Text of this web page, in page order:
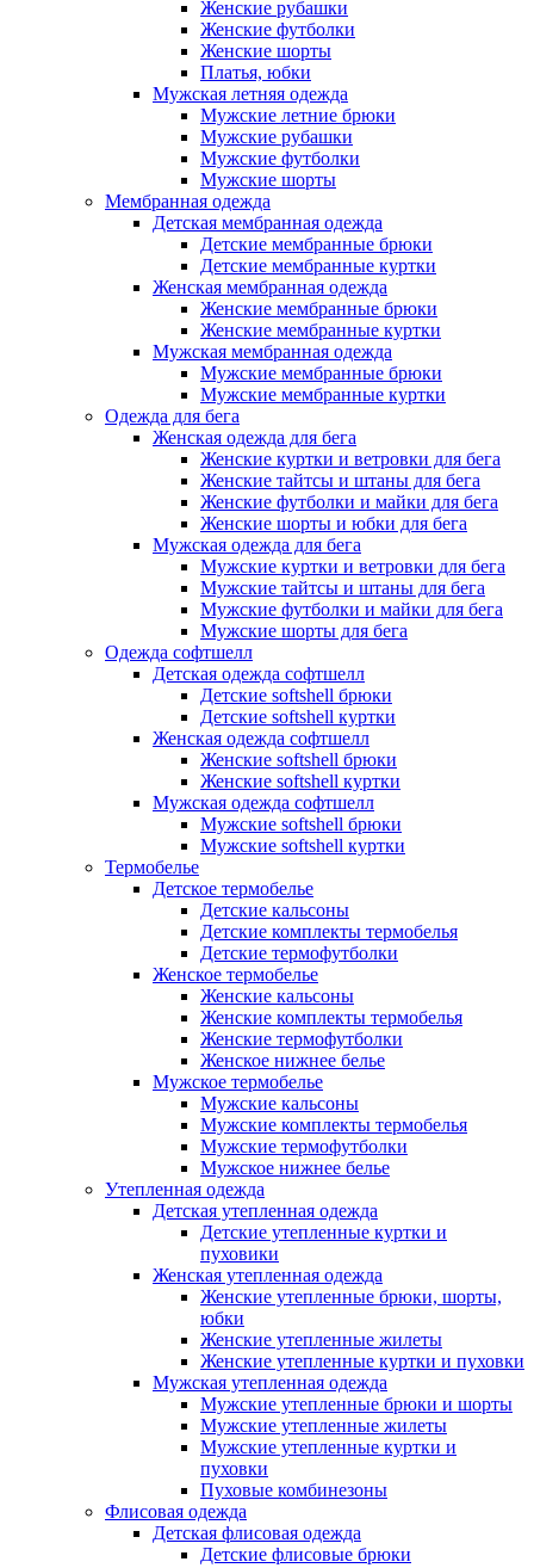
Женские рубашки
Женские футболки
Женские шорты
Платья, юбки
Мужская летняя одежда
Мужские летние брюки
Мужские рубашки
Мужские футболки
Мужские шорты
Мембранная одежда
Детская мембранная одежда
Детские мембранные брюки
Детские мембранные куртки
Женская мембранная одежда
Женские мембранные брюки
Женские мембранные куртки
Мужская мембранная одежда
Мужские мембранные брюки
Мужские мембранные куртки
Одежда для бега
Женская одежда для бега
Женские куртки и ветровки для бега
Женские тайтсы и штаны для бега
Женские футболки и майки для бега
Женские шорты и юбки для бега
Мужская одежда для бега
Мужские куртки и ветровки для бега
Мужские тайтсы и штаны для бега
Мужские футболки и майки для бега
Мужские шорты для бега
Одежда софтшелл
Детская одежда софтшелл
Детские softshell брюки
Детские softshell куртки
Женская одежда софтшелл
Женские softshell брюки
Женские softshell куртки
Мужская одежда софтшелл
Мужские softshell брюки
Мужские softshell куртки
Термобелье
Детское термобелье
Детские кальсоны
Детские комплекты термобелья
Детские термофутболки
Женское термобелье
Женские кальсоны
Женские комплекты термобелья
Женские термофутболки
Женское нижнее белье
Мужское термобелье
Мужские кальсоны
Мужские комплекты термобелья
Мужские термофутболки
Мужское нижнее белье
Утепленная одежда
Детская утепленная одежда
Детские утепленные куртки и
пуховики
Женская утепленная одежда
Женские утепленные брюки, шорты,
юбки
Женские утепленные жилеты
Женские утепленные куртки и пуховки
Мужская утепленная одежда
Мужские утепленные брюки и шорты
Мужские утепленные жилеты
Мужские утепленные куртки и
пуховки
Пуховые комбинезоны
Флисовая одежда
Детская флисовая одежда
Детские флисовые брюки